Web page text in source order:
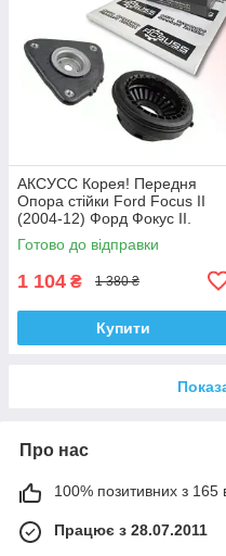
АКСУСС Корея! Передня
Опора стійки Ford Focus II
(2004-12) Форд Фокус II.
SM5589 , 802460 , KB652.13 ,
VKDA35426
Готово до відправки
1 104 ₴ 1 380 ₴
Купити
Про нас
100% позитивних з 165
Працює з 28.07.2011